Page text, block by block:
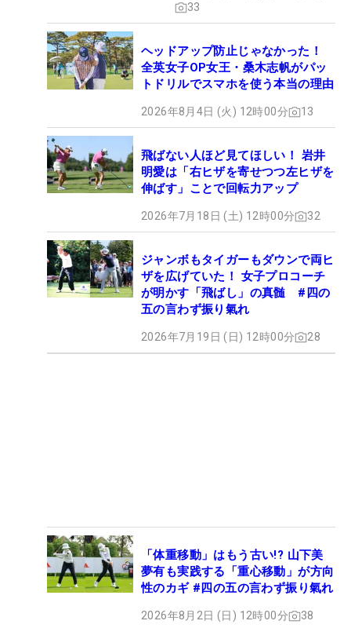
33
ヘッドアップ防止じゃなかった！
全英女子OP女王・桑木志帆がパッ
トドリルでスマホを使う本当の理由
2026年8月4日 (火) 12時00分 13
飛ばない人ほど見てほしい！ 岩井
明愛は「右ヒザを寄せつつ左ヒザを
伸ばす」ことで回転力アップ
2026年7月18日 (土) 12時00分 32
ジャンボもタイガーもダウンで両ヒ
ザを広げていた！ 女子プロコーチ
が明かす「飛ばし」の真髄 #四の
五の言わず振り氣れ
2026年7月19日 (日) 12時00分 28
「体重移動」はもう古い!? 山下美
夢有も実践する「重心移動」が方向
性のカギ #四の五の言わず振り氣れ
2026年8月2日 (日) 12時00分 38